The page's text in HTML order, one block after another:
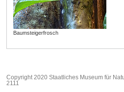
Baumsteigerfrosch
Copyright 2020 Staatliches Museum für
2111